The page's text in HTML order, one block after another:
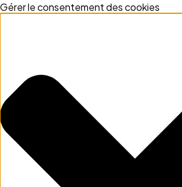
Gérer le consentement des cookies